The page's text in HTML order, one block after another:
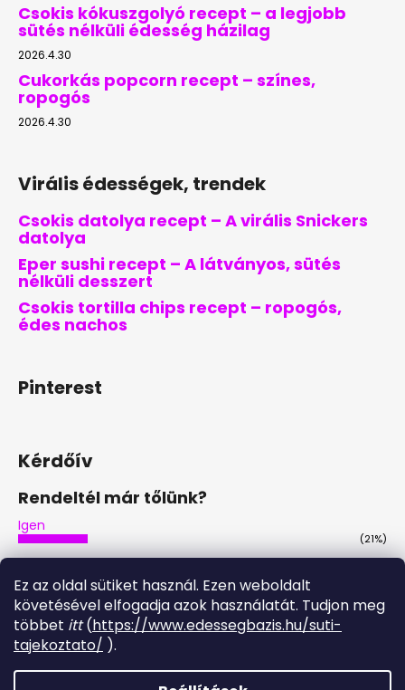
Ez az oldal sütiket használ. Ezen weboldalt
követésével elfogadja azok használatát. Tudjon meg
többet itt(https://www.edessegbazis.hu/suti-
tajekoztato/ ).
Csokis kókuszgolyó recept – a legjobb
sütés nélküli édesség házilag
2026.4.30
Cukorkás popcorn recept – színes,
ropogós
2026.4.30
Virális édességek, trendek
Csokis datolya recept – A virális Snickers
datolya
Eper sushi recept – A látványos, sütés
nélküli desszert
Csokis tortilla chips recept – ropogós,
édes nachos
Pinterest
Kérdőív
Rendeltél már tőlünk?
Igen
(21%)
Nem
Nem, de tervezem
(29%)
Igen, többször is